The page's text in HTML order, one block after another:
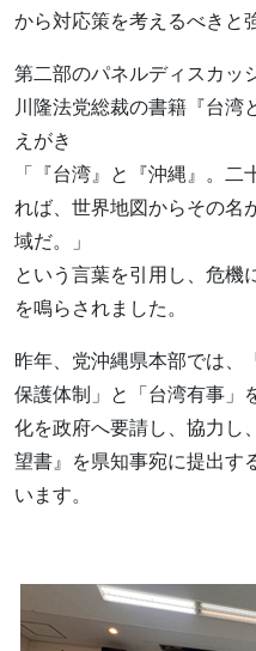
から対応策を考えるべきと
第二部のパネルディスカッ
川隆法党総裁の書籍『台湾
えがき
「『台湾』と『沖縄』。
れば、世界地図からその名
域だ。」
という言葉を引用し、危機
を鳴らされました。
昨年、党沖縄県本部では、
保護体制」と「台湾有事」
化を政府へ要請し、協力し
望書』を県知事宛に提出す
います。